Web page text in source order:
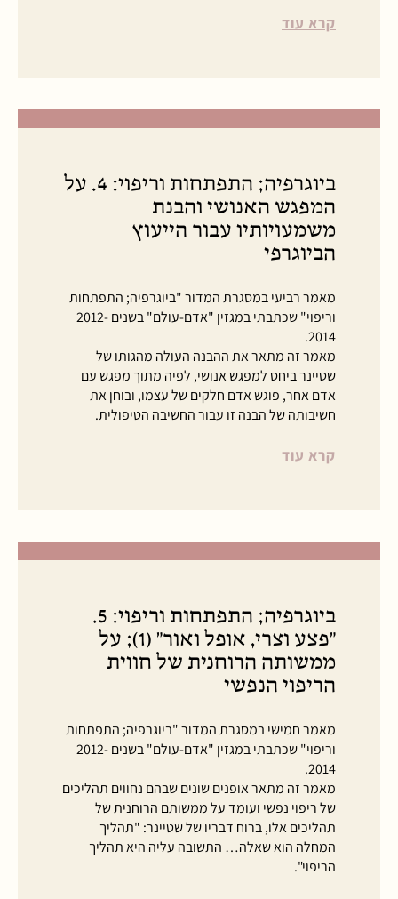
קרא עוד
ביוגרפיה; התפתחות וריפוי: 4. על
המפגש האנושי והבנת
משמעויותיו עבור הייעוץ
הביוגרפי
מאמר רביעי במסגרת המדור "ביוגרפיה; התפתחות
וריפוי" שכתבתי במגזין "אדם-עולם" בשנים 2012-
2014.
מאמר זה מתאר את ההבנה העולה מהגותו של
שטיינר ביחס למפגש אנושי, לפיה מתוך מפגש עם
אדם אחר, פוגש אדם חלקים של עצמו, ובוחן את
חשיבותה של הבנה זו עבור החשיבה הטיפולית.
קרא עוד
ביוגרפיה; התפתחות וריפוי: 5.
"פצע וצרי, אופל ואור" (1); על
ממשותה הרוחנית של חווית
הריפוי הנפשי
מאמר חמישי במסגרת המדור "ביוגרפיה; התפתחות
וריפוי" שכתבתי במגזין "אדם-עולם" בשנים 2012-
2014.
מאמר זה מתאר אופנים שונים שבהם נחווים תהליכים
של ריפוי נפשי ועומד על ממשותם הרוחנית של
תהליכים אלו, ברוח דבריו של שטיינר: "תהליך
המחלה הוא שאלה… התשובה עליה היא תהליך
הריפוי".